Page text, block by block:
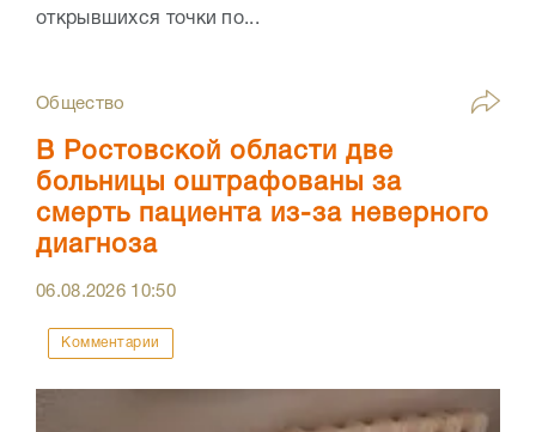
открывшихся точки по...
Общество
В Ростовской области две
больницы оштрафованы за
смерть пациента из-за неверного
диагноза
06.08.2026 10:50
Комментарии